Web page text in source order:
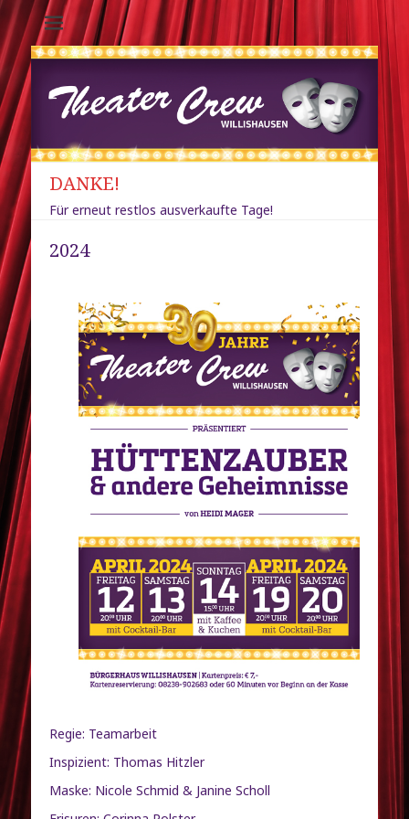
Theater-Crew
Willishausen /
Diedorf
DANKE!
Für erneut restlos ausverkaufte Tage!
2024
Regie: Teamarbeit
Inspizient: Thomas Hitzler
Maske: Nicole Schmid & Janine Scholl